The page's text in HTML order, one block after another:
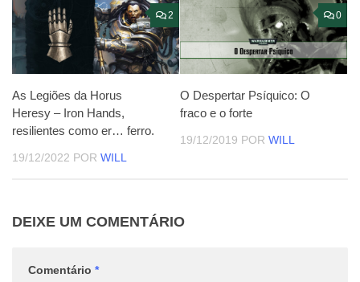
2
As Legiões da Horus
Heresy – Iron Hands,
resilientes como er… ferro.
19/12/2022 POR WILL
0
O Despertar Psíquico: O
fraco e o forte
19/12/2019 POR WILL
DEIXE UM COMENTÁRIO
Comentário *